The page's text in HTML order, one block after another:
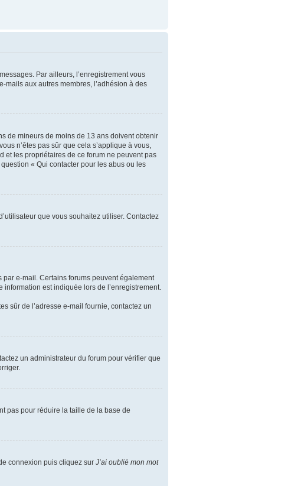
Par ailleurs, l’enregistrement vous
mails aux autres membres, l’adhésion à des
de mineurs de moins de 13 ans doivent obtenir
n’êtes pas sûr que cela s’applique à vous,
et les propriétaires de ce forum ne peuvent pas
« Qui contacter pour les abus ou les
que vous souhaitez utiliser. Contactez
par e-mail. Certains forums peuvent également
est indiquée lors de l’enregistrement.
sûr de l’adresse e-mail fournie, contactez un
un administrateur du forum pour vérifier que
pas pour réduire la taille de la base de
connexion puis cliquez sur J’ai oublié mon mot